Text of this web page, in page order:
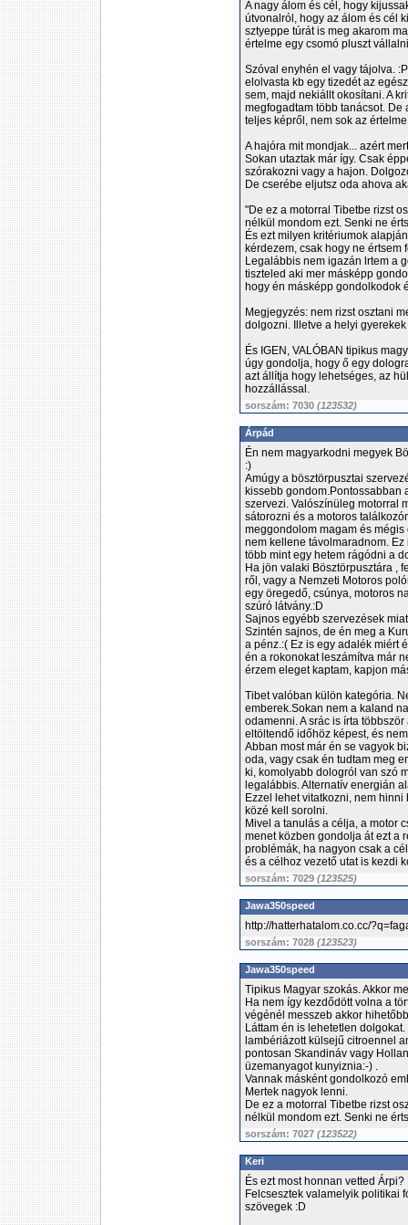
A nagy álom és cél, hogy
útvonalról, hogy az álom és cél
sztyeppe túrát is meg akarom
értelme egy csomó pluszt
Szóval enyhén el vagy tájolva.
elolvasta kb egy tizedét az
sem, majd nekiállt okosítani. A
megfogadtam több tanácsot.
teljes képről, nem sok az
A hajóra mit mondjak... azért
Sokan utaztak már így. Csak
szórakozni vagy a hajon.
De cserébe eljutsz oda ahova
"De ez a motorral Tibetbe rizst
nélkül mondom ezt. Senki ne
És ezt milyen kritériumok
kérdezem, csak hogy ne értsem
Legalábbis nem igazán lrtem a
tiszteled aki mer másképp
hogy én másképp gondolkodok
Megjegyzés: nem rizst osztani
dolgozni. Illetve a helyi
És IGEN, VALÓBAN tipikus
úgy gondolja, hogy ő egy
azt állítja hogy lehetséges, az
hozzállással.
sorszám: 7030 (123532)
Árpád
Én nem magyarkodni megyek
:)
Amúgy a bösztörpusztai
kissebb gondom.Pontossabban
szervezi. Valószínüleg motorral
sátorozni és a motoros
meggondolom magam és
nem kellene távolmaradnom.
több mint egy hetem rágódni a
Ha jön valaki Bösztörpusztára ,
ről, vagy a Nemzeti Motoros
egy öregedő, csúnya, motoros
szúró látvány.:D
Sajnos egyébb szervezések
Szintén sajnos, de én meg a
a pénz.:( Ez is egy adalék miért
én a rokonokat leszámítva már
érzem eleget kaptam, kapjon
Tibet valóban külön kategória.
emberek.Sokan nem a kaland
odamenni. A srác is írta
eltöltendő időhöz képest, és
Abban most már én se vagyok
oda, vagy csak én tudtam meg
ki, komolyabb dologról van szó
legalábbis. Alternatív energián
Ezzel lehet vitatkozni, nem
közé kell sorolni.
Mivel a tanulás a célja, a motor
menet közben gondolja át ezt a
problémák, ha nagyon csak a
és a célhoz vezető utat is kezdi
sorszám: 7029 (123525)
Jawa350speed
http://hatterhatalom.co.cc/
sorszám: 7028 (123523)
Jawa350speed
Tipikus Magyar szokás. Akkor
Ha nem így kezdődött volna a
végénél messzeb akkor
Láttam én is lehetetlen
lambériázott külsejű citroennel
pontosan Skandináv vagy
üzemanyagot kunyiznia:-) .
Vannak másként gondolkozó
Mertek nagyok lenni.
De ez a motorral Tibetbe rizst
nélkül mondom ezt. Senki ne
sorszám: 7027 (123522)
Keri
És ezt most honnan vetted Árpi?
Felcsesztek valamelyik politikai
szövegek :D